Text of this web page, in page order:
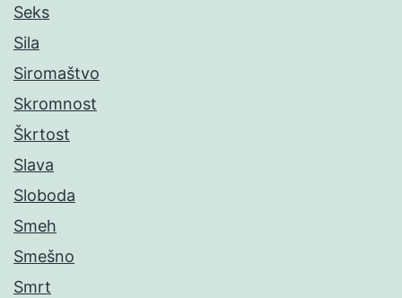
Seks
Sila
Siromaštvo
Skromnost
Škrtost
Slava
Sloboda
Smeh
Smešno
Smrt